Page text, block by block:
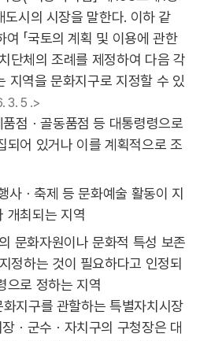
시의 시장을 말한다. 이하 같
「국토의 계획 및 이용에 관한
단체의 조례를 제정하여 다음 각
지역을 문화지구로 지정할 수 있
3. 5 .>
점ㆍ골동품점 등 대통령령으로
되어 있거나 이를 계획적으로 조
사ㆍ축제 등 문화예술 활동이 지
개최되는 지역
문화자원이나 문화적 특성 보존
정하는 것이 필요하다고 인정되
으로 정하는 지역
지구를 관할하는 특별자치시장
ㆍ군수ㆍ자치구의 구청장은 대